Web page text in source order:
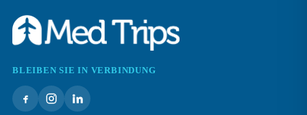
BLEIBEN SIE IN VERBINDUNG